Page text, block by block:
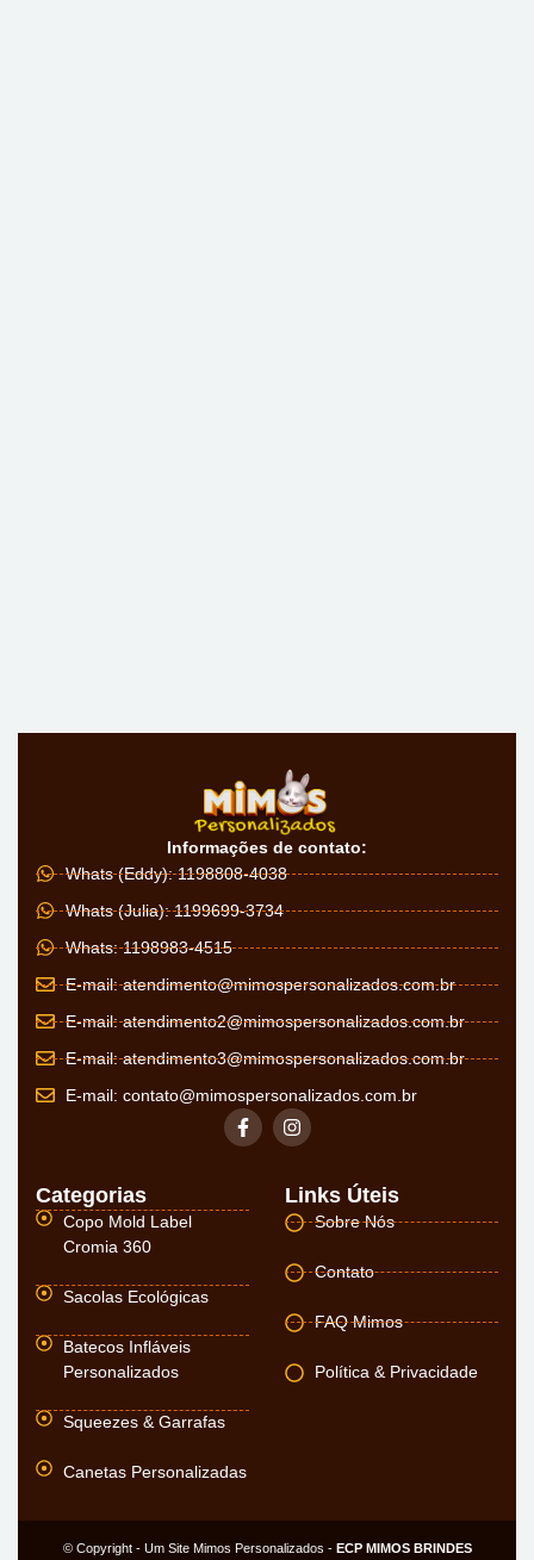
Informações de contato:
Whats (Eddy): 1198808-4038
Whats (Julia): 1199699-3734
Whats: 1198983-4515
E-mail:atendimento@mimospersonalizados.com.br
E-mail:atendimento2@mimospersonalizados.com.br
E-mail:atendimento3@mimospersonalizados.com.br
E-mail: contato@mimospersonalizados.com.br
Categorias
Copo Mold Label
Cromia 360
Sacolas Ecológicas
Batecos Infláveis
Personalizados
Squeezes & Garrafas
Canetas Personalizadas
Links Úteis
Sobre Nós
Contato
FAQ Mimos
Política & Privacidade
© Copyright - Um Site Mimos Personalizados - ECP MIMOS BRINDES